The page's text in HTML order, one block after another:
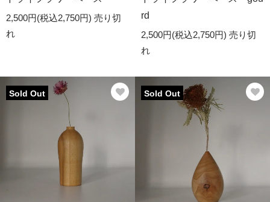
2,500円(税込2,750円) 売り切
れ
rd
2,500円(税込2,750円) 売り切
れ
Sold Out Sold Out